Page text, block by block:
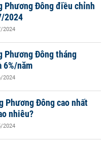
Phương Đông điều chỉnh
2024
2024
Phương Đông tháng
6%/năm
2024
Phương Đông cao nhất
nhiêu?
2024